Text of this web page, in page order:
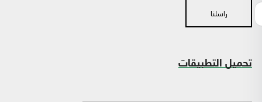
راسلنا
تحميل التطبيقات